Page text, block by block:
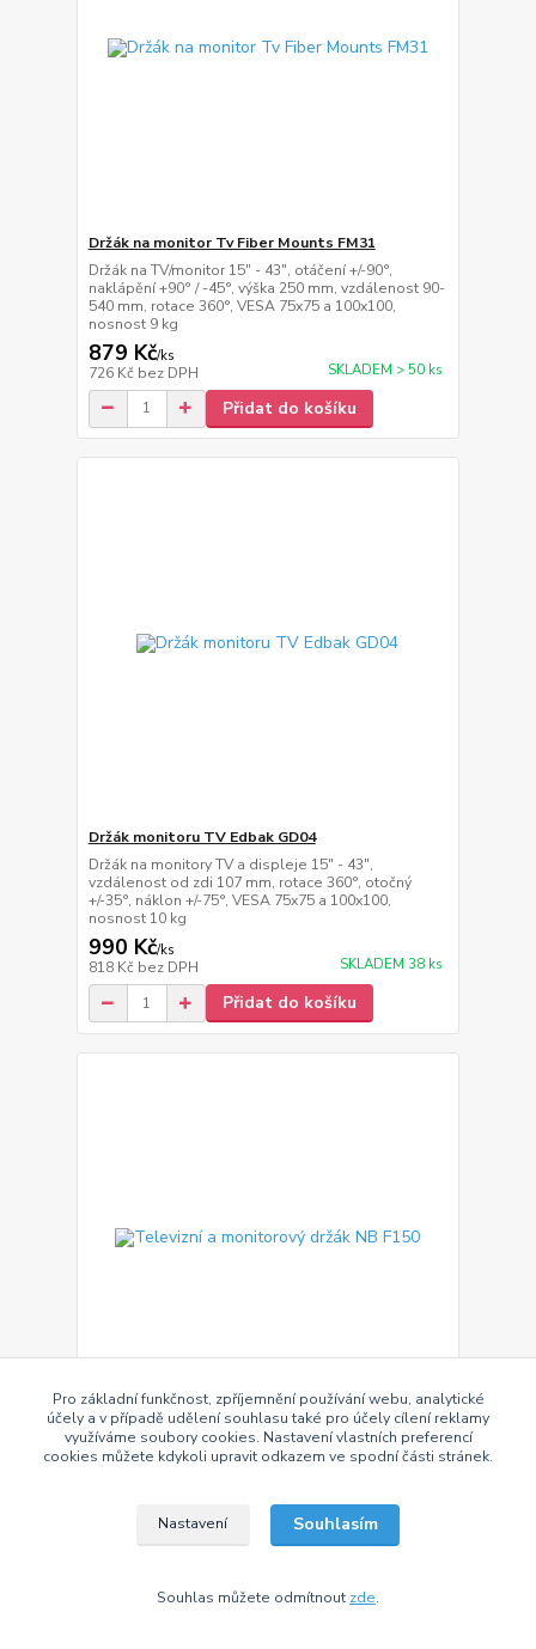
Držák na monitor Tv Fiber Mounts FM31
Držák na TV/monitor 15" - 43", otáčení +/-90°,
naklápění +90° / -45°, výška 250 mm, vzdálenost 90-
540 mm, rotace 360°, VESA 75x75 a 100x100,
nosnost 9 kg
879 Kč/ks
726 Kč bez DPH SKLADEM > 50 ks
Přidat do košíku
Držák monitoru TV Edbak GD04
Držák na monitory TV a displeje 15" - 43",
vzdálenost od zdi 107 mm, rotace 360°, otočný
+/-35°, náklon +/-75°, VESA 75x75 a 100x100,
nosnost 10 kg
990 Kč/ks
818 Kč bez DPH SKLADEM 38 ks
Přidat do košíku
Televizní a monitorový držák NB F150
Držák monitoru TV 15" - 43", výška 195 mm,
nosnost 12 kg
990 Kč/ks
Přidat do košíku
Pro základní funkčnost, zpříjemnění používání webu, analytické
účely a v případě udělení souhlasu také pro účely cílení reklamy
využíváme soubory cookies. Nastavení vlastních preferencí
cookies můžete kdykoli upravit odkazem ve spodní části stránek.
Nastavení Souhlasím
Souhlas můžete odmítnout zde.